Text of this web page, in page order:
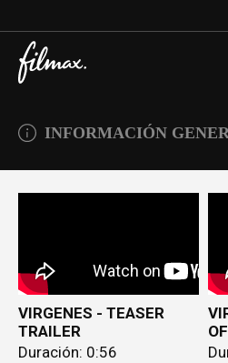
INFORMACIÓN
VIRGENES - TEASER
TRAILER
Duración: 0:56